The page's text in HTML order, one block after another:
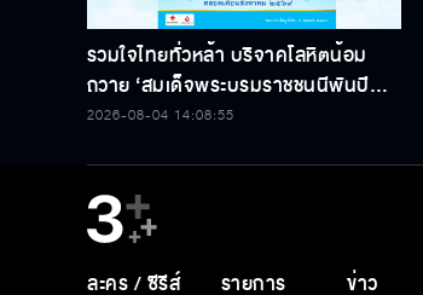
ระลึก 80 พรรษาฯ อันทรงคุณค่า
2026-08-04 14:08:55
ละคร/ซีรีส์
ซีรีส์นานาชาติ
รายการข่าว